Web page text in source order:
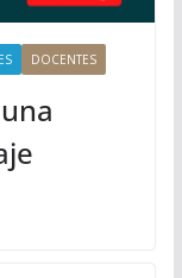
DOCENTES